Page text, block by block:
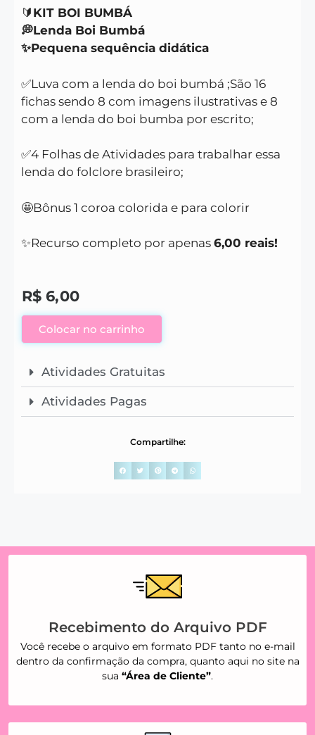
🔰 KIT BOI BUMBÁ
💭Lenda Boi Bumbá
✨Pequena sequência didática
✅Luva com a lenda do boi bumbá ;São 16
fichas sendo 8 com imagens ilustrativas e 8
com a lenda do boi bumba por escrito;
✅4 Folhas de Atividades para trabalhar essa
lenda do folclore brasileiro;
🤩Bônus 1 coroa colorida e para colorir
✨Recurso completo por apenas 6,00 reais!
R$ 6,00
Colocar no carrinho
Atividades Gratuitas
Atividades Pagas
Compartilhe:
Recebimento do Arquivo PDF
Você recebe o arquivo em formato PDF tanto no e-mail
dentro da confirmação da compra, quanto aqui no site na
sua “Área de Cliente”.